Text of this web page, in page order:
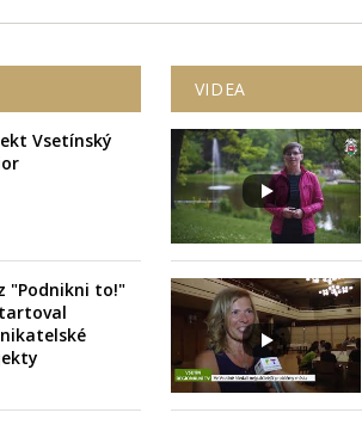
Vsetínský
"Podnikni to!"
VIDEA